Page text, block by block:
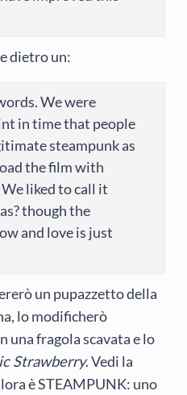
dietro un:
We were
in time that people
steampunk as
the film with
liked to call it
though the
and love is just
un pupazzetto della
lo modificherò
una fragola scavata e lo
Strawberry. Vedi la
è STEAMPUNK: uno